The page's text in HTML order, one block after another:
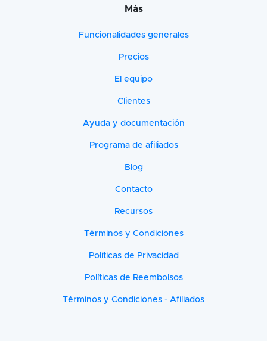
Más
Funcionalidades generales
Precios
El equipo
Clientes
Ayuda y documentación
Programa de afiliados
Blog
Contacto
Recursos
Términos y Condiciones
Políticas de Privacidad
Políticas de Reembolsos
Términos y Condiciones - Afiliados